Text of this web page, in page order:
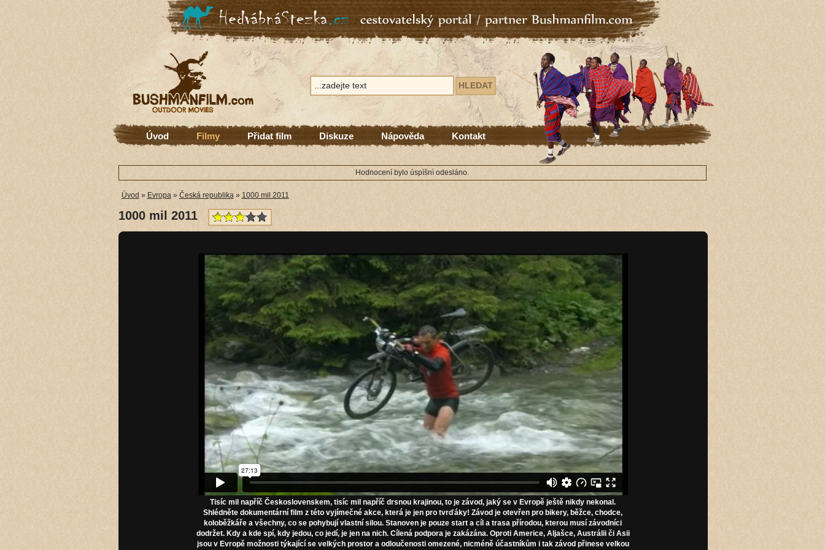
Úvod Filmy Přidat film Diskuze Nápověda Kontakt
Hodnocení bylo úspìšnì odesláno.
Úvod » Evropa» Česká republika» 1000 mil 2011
1000 mil 2011
Tisíc mil napříč Československem, tisíc mil napříč drsnou krajinou, to je závod, jaký se v Evropě ještě nikdy nekonal.
Shlédněte dokumentární film z této vyjímečné akce, která je jen pro tvrďáky! Závod je otevřen pro bikery, běžce, chodce,
koloběžkáře a všechny, co se pohybují vlastní silou. Stanoven je pouze start a cíl a trasa přírodou, kterou musí závodníci
dodržet. Kdy a kde spí, kdy jedou, co jedí, je jen na nich. Cílená podpora je zakázána. Oproti Americe, Aljašce, Austrálii či Asii
jsou v Evropě možnosti týkající se velkých prostor a odloučenosti omezené, nicméně účastníkům i tak závod přinese velkou